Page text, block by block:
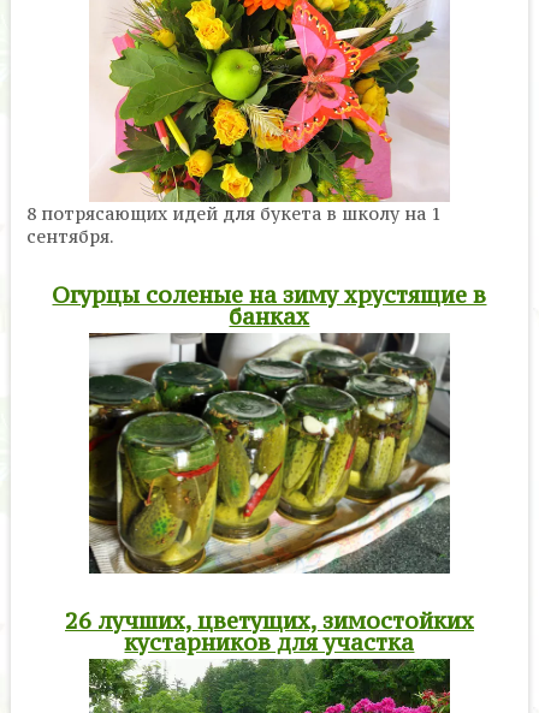
8 потрясающих идей для букета в школу на 1
сентября.
Огурцы соленые на зиму хрустящие в
банках
26 лучших, цветущих, зимостойких
кустарников для участка